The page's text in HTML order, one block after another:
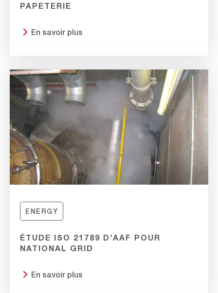
PAPETERIE
En savoir plus
ENERGY
ÉTUDE ISO 21789 D’AAF POUR
NATIONAL GRID
En savoir plus